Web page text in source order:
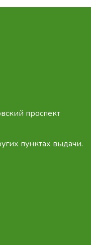
проспект
пунктах выдачи.